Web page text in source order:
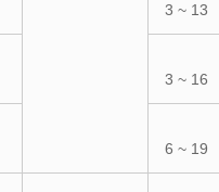
3 ~ 13
3 ~ 16
6 ~ 19